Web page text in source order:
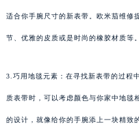
适合你手腕尺寸的新表带。欧米茄维修
节、优雅的皮质或是时尚的橡胶材质等。
3.巧用地毯元素：在寻找新表带的过程
质表带时，可以考虑颜色与你家中地毯
的设计，就像给你的手腕添上一块精致